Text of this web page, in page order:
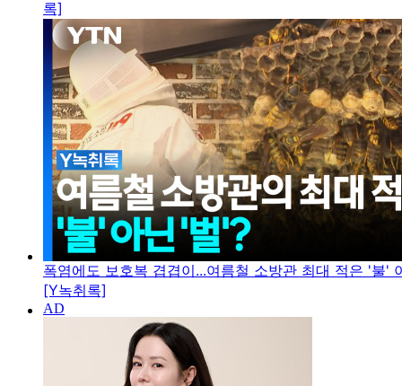
록]
폭염에도 보호복 겹겹이...여름철 소방관 최대 적은 '불'
[Y녹취록]